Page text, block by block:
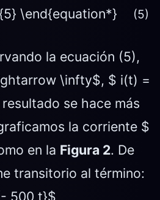
\end{equation*}
(5)
la ecuación (5),
\infty$, $ i(t) =
se hace más
la corriente $
en la Figura 2. De
transitorio al término:
500 t}$